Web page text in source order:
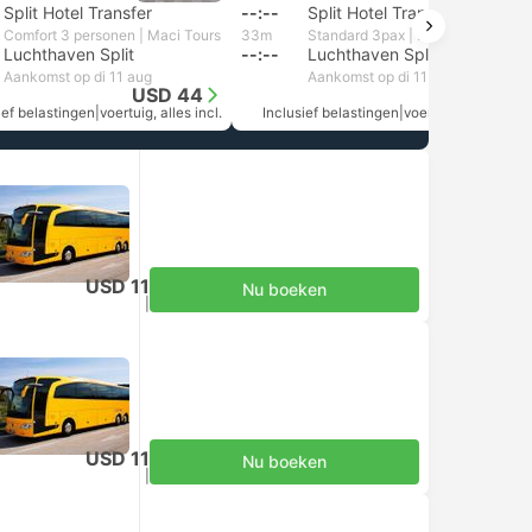
Split Hotel Transfer
Comfort 3 personen | Maci Tours
Luchthaven Split
Aankomst op di 11 aug
USD 44
belastingen voertuig, alles incl.
--:-- Split Hotel Transfer
33m
--:-- Luchthaven Split
Aankomst op di 11 aug
Inclusief belastingen voertuig, alles incl.
USD 11 Nu boeken
USD 11 Nu boeken